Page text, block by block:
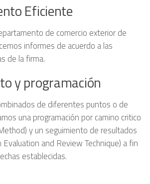
Eficiente
de comercio exterior de
informes de acuerdo a las
de la firma.
y programación
de diferentes puntos o de
una programación por camino critico
y un seguimiento de resultados
Evaluation and Review Technique) a fin
establecidas.